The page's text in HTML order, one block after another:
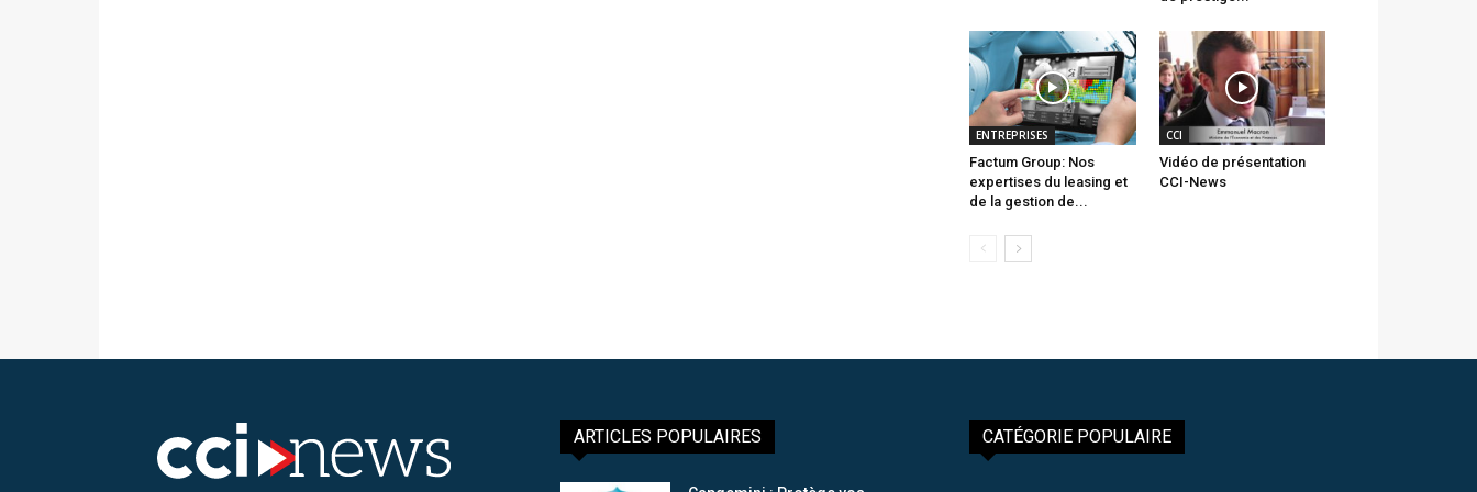
ENTREPRISES
Factum Group: Nos
expertises du leasing et
de la gestion de...
CCI
Vidéo de présentation
CCI-News
ARTICLES POPULAIRES CATÉGORIE POPULAIRE